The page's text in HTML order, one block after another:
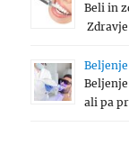
Beli in
ali pa